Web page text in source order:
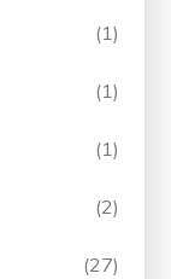
(1)
(1)
(1)
(2)
(27)